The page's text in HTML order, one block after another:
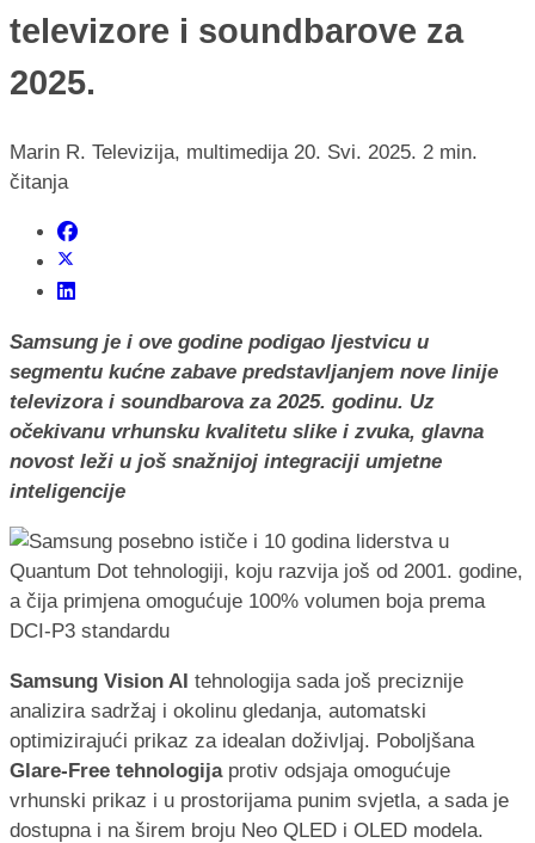
televizore i soundbarove za
2025.
Marin R. Televizija, multimedija 20. Svi. 2025. 2 min.
čitanja
Samsung je i ove godine podigao ljestvicu u
segmentu kućne zabave predstavljanjem nove linije
televizora i soundbarova za 2025. godinu. Uz
očekivanu vrhunsku kvalitetu slike i zvuka, glavna
novost leži u još snažnijoj integraciji umjetne
inteligencije
Samsung Vision AI tehnologija sada još preciznije
analizira sadržaj i okolinu gledanja, automatski
optimizirajući prikaz za idealan doživljaj. Poboljšana
Glare-Free tehnologijaprotiv odsjaja omogućuje
vrhunski prikaz i u prostorijama punim svjetla, a sada je
dostupna i na širem broju Neo QLED i OLED modela.